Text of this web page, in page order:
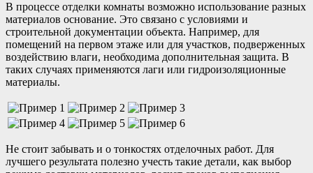
В процессе отделки комнаты возможно использование разных
материалов основание. Это связано с условиями и
строительной документации объекта. Например, для
помещений на первом этаже или для участков, подверженных
воздействию влаги, необходима дополнительная защита. В
таких случаях применяются лаги или гидроизоляционные
материалы.
Не стоит забывать и о тонкостях отделочных работ. Для
лучшего результата полезно учесть такие детали, как выбор